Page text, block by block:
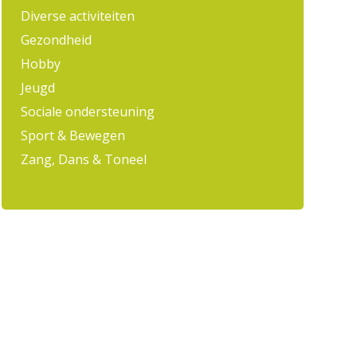
Diverse activiteiten
Gezondheid
Hobby
Jeugd
Sociale ondersteuning
Sport & Bewegen
Zang, Dans & Toneel